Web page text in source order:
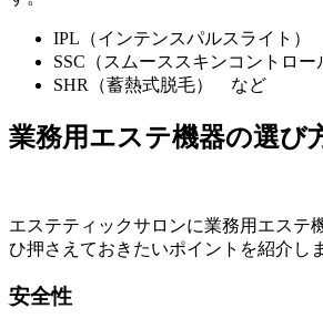
IPL（インテンスパルスライト）
SSC（スムーススキンコントロー
SHR（蓄熱式脱毛） など
業務用エステ機器の選び
エステティックサロンに業務用エステ
ひ押さえておきたいポイント を紹介し
安全性